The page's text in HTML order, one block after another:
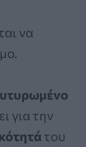
να
για την
του